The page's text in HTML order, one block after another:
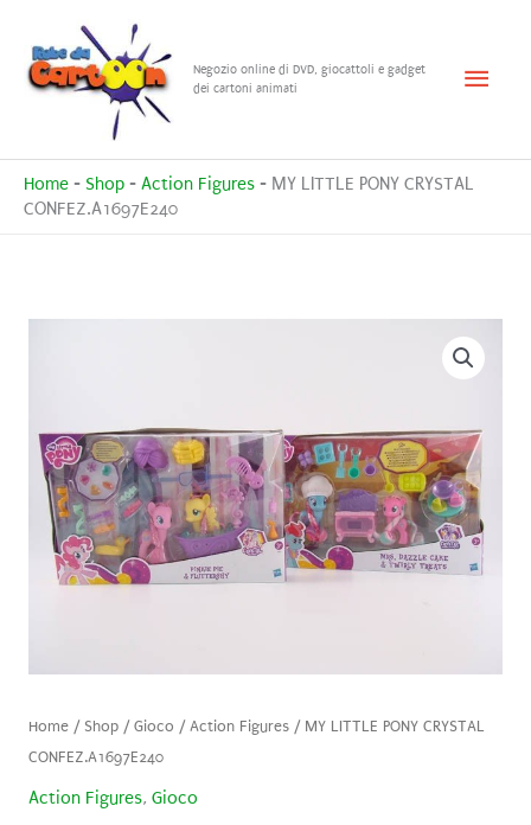
contenuto
Negozio online di DVD, giocattoli e gadget
dei cartoni animati
Menu
Home - Shop - Action Figures - MY LITTLE PONY CRYSTAL
CONFEZ.A1697E240
Home/ Shop/Gioco /Action Figures/ MY LITTLE PONY CRYSTAL
CONFEZ.A1697E240
Action Figures, Gioco